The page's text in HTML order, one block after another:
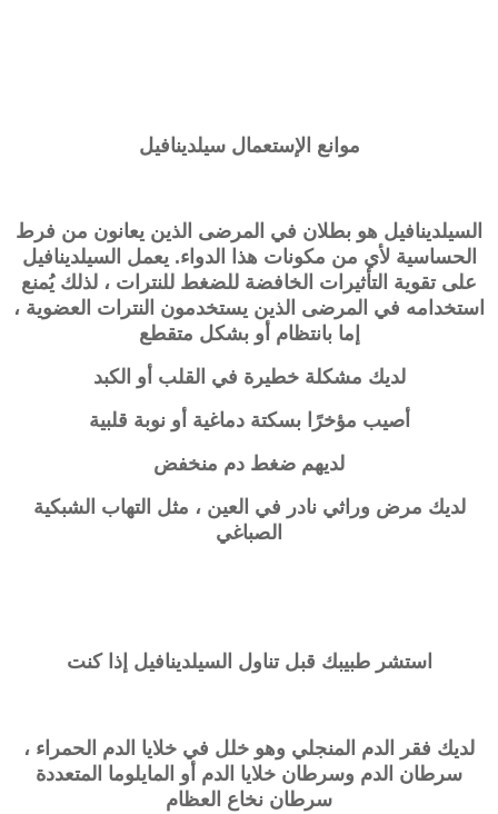
موانع الإستعمالسيلدينافيل
السيلدينافيل هو بطلان في المرضى الذين يعانون من فرط
الحساسية لأي من مكونات هذا الدواء. يعمل السيلدينافيل
على تقوية التأثيرات الخافضة للضغط للنترات ، لذلك يُمنع
استخدامه في المرضى الذين يستخدمون النترات العضوية ،
إما بانتظام أو بشكل متقطع
لديك مشكلة خطيرة في القلب أو الكبد
أصيب مؤخرًا بسكتة دماغية أو نوبة قلبية
لديهم ضغط دم منخفض
لديك مرض وراثي نادر في العين ، مثل التهاب الشبكية
الصباغي
استشر طبيبك قبل تناول السيلدينافيل إذا كنت
لديك فقر الدم المنجلي وهو خلل في خلايا الدم الحمراء ،
سرطان الدم وسرطان خلايا الدم أو المايلوما المتعددة
سرطان نخاع العظام